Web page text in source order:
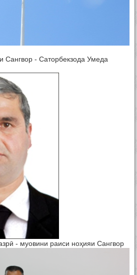
Сангвор - Саторбекзода Умеда
- муовини раиси ноҳияи Сангвор